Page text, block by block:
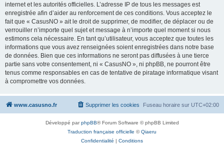
internet et les autorités officielles. L’adresse IP de tous les messages est
enregistrée afin d’aider au renforcement de ces conditions. Vous acceptez le
fait que « CasusNO » ait le droit de supprimer, de modifier, de déplacer ou de
verrouiller n’importe quel sujet et message à n’importe quel moment si nous
estimons cela nécessaire. En tant qu’utilisateur, vous acceptez que toutes les
informations que vous avez renseignées soient enregistrées dans notre base
de données. Bien que ces informations ne seront pas diffusées à une tierce
partie sans votre consentement, ni « CasusNO », ni phpBB, ne pourront être
tenus comme responsables en cas de tentative de piratage informatique visant
à compromettre vos données.
www.casusno.fr Fuseau horaire sur UTC+02:00
Supprimer les cookies
Développé parphpBB® Forum Software © phpBB Limited
Traduction française officielle ©Qiaeru
Confidentialité | Conditions